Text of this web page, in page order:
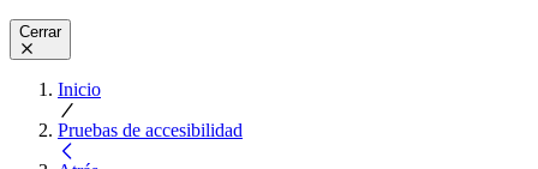
Cerrar
Inicio
Pruebas de accesibilidad